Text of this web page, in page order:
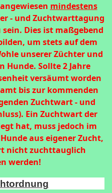
mindestens
- und Zuchtwarttagung
sein. Dies ist maßgebend
um stets auf dem
unserer Züchter und
Hunde. Sollte 2 Jahre
versäumt worden
bis zur kommenden
Zuchtwart - und
Ein Zuchtwart der
hat, muss jedoch im
aus eigener Zucht,
nicht zuchttauglich
werden!